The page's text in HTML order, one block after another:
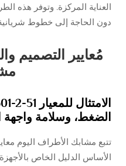
العناية المركزة. وتوفر هذه
دون الحاجة إلى خطوط
مُعايير التصميم
الضغط، وسلامة
الأساس الدليل الخاص